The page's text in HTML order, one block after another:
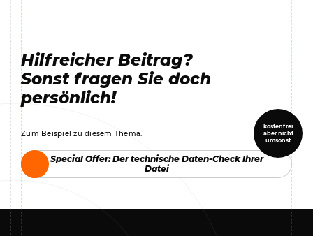
Hilfreicher Beitrag?
Sonst fragen Sie doch
persönlich!
Zum Beispiel zu diesem Thema:
kostenfrei
aber nicht
umsonst
Special Offer: Der technische Daten-Check Ihrer
Datei
Special Offer: Der technische Daten-Check Ihrer
Datei